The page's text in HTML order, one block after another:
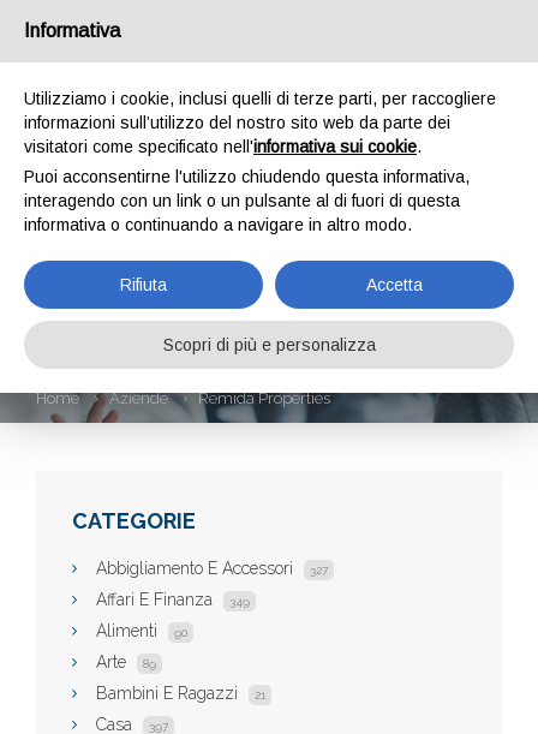
REMIDA
PROPERTIES
Home Aziende Remida Properties
CATEGORIE
Abbigliamento E Accessori 327
Affari E Finanza 349
Alimenti 90
Arte 89
Bambini E Ragazzi 21
Casa 397
Informativa
Utilizziamo i cookie, inclusi quelli di terze parti, per raccogliere
informazioni sull’utilizzo del nostro sito web da parte dei
visitatori come specificato nell'informativa sui cookie.
Puoi acconsentirne l'utilizzo chiudendo questa informativa,
interagendo con un link o un pulsante al di fuori di questa
informativa o continuando a navigare in altro modo.
Rifiuta Accetta
Scopri di più e personalizza